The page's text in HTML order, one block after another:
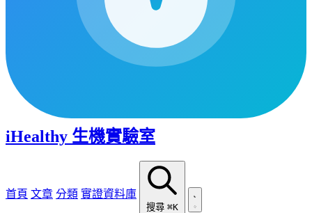
iHealthy 生機實驗室
首頁 文章 分類 實證資料庫
搜尋 ⌘K